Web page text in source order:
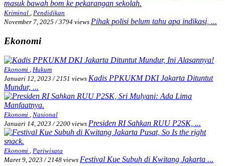
Kriminal
Pendidikan
November 7, 2025 / 3794 views Pihak polisi belum tahu apa indikasi, ...
Ekonomi
Ekonomi , Hukum
Januari 12, 2023 / 2151 views Kadis PPKUKM DKI Jakarta Dituntut
Mundur, ...
Ekonomi , Nasional
Januari 14, 2023 / 2200 views Presiden RI Sahkan RUU P2SK, ...
Ekonomi , Pariwisata
Maret 9, 2023 / 2148 views Festival Kue Subuh di Kwitang Jakarta ...